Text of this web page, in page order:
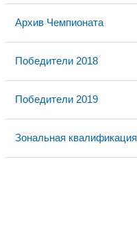
Архив Чемпионата
Победители 2018
Победители 2019
Зональная квалификация